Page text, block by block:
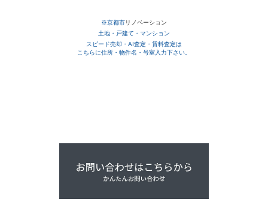
※京都市リノベーション
土地・戸建て・マンション
スピード売却・AI査定・賃料査定は
こちらに住所・物件名・号室入力下さい。